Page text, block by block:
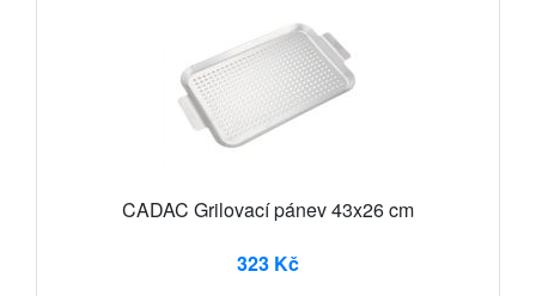
CADAC Grilovací pánev 43x26 cm
323 Kč